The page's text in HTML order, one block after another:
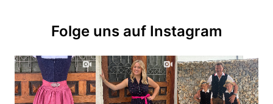
Folge uns auf Instagram